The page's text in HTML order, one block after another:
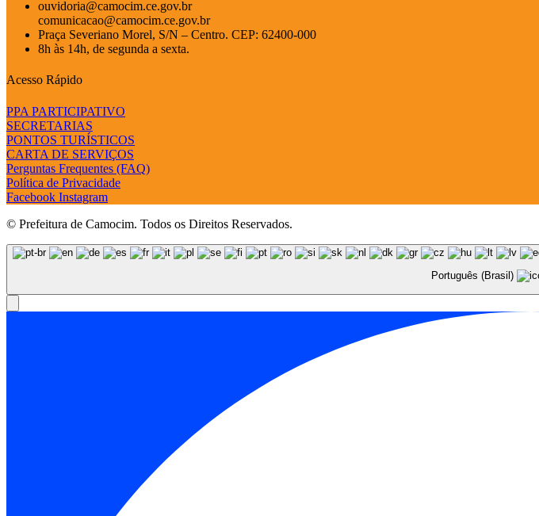
ouvidoria@camocim.ce.gov.br
comunicacao@camocim.ce.gov.br
Praça Severiano Morel, S/N – Centro. CEP: 62400-000
8h às 14h, de segunda a sexta.
Acesso Rápido
PPA PARTICIPATIVO
SECRETARIAS
PONTOS TURÍSTICOS
CARTA DE SERVIÇOS
Perguntas Frequentes (FAQ)
Política de Privacidade
Facebook Instagram
© Prefeitura de Camocim. Todos os Direitos Reservados.
Português (Brasil)